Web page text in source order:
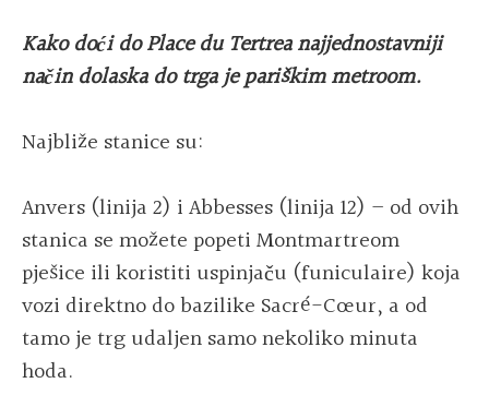
Kako doći do Place du Tertrea najjednostavniji
način dolaska do trga je pariškim metroom.
Najbliže stanice su:
Anvers (linija 2) i Abbesses (linija 12) – od ovih
stanica se možete popeti Montmartreom
pješice ili koristiti uspinjaču (funiculaire) koja
vozi direktno do bazilike Sacré-Cœur, a od
tamo je trg udaljen samo nekoliko minuta
hoda.